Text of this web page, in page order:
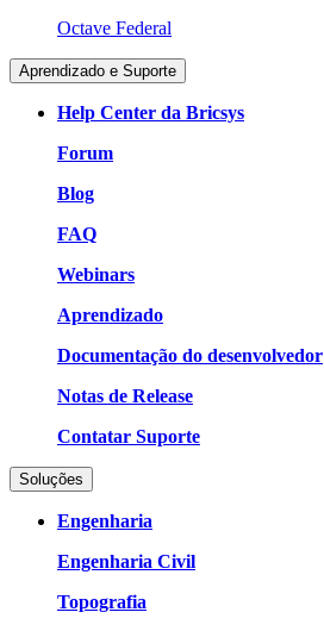
Octave Federal
Aprendizado e Suporte
Help Center da Bricsys
Forum
Blog
FAQ
Webinars
Aprendizado
Documentação do desenvolvedor
Notas de Release
Contatar Suporte
Soluções
Engenharia
Engenharia Civil
Topografia